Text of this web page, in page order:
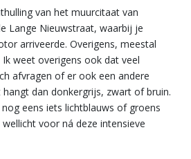
van het muurcitaat van
Lange Nieuwstraat, waarbij je
arriveerde. Overigens, meestal
weet overigens ook dat veel
afvragen of er ook een andere
hangt dan donkergrijs, zwart of bruin.
eens iets lichtblauws of groens
voor ná deze intensieve